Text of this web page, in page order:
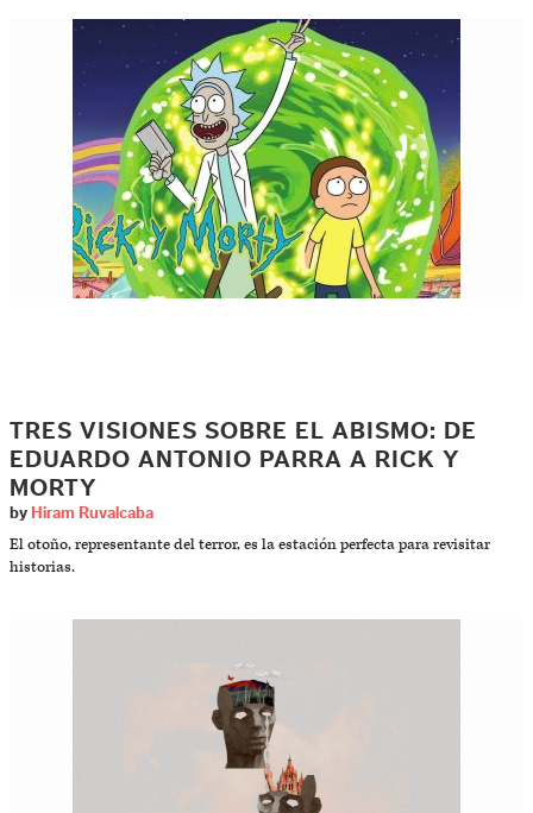
TRES VISIONES SOBRE EL ABISMO: DE
EDUARDO ANTONIO PARRA A RICK Y
MORTY
by Hiram Ruvalcaba
El otoño, representante del terror, es la estación perfecta para revisitar
historias.